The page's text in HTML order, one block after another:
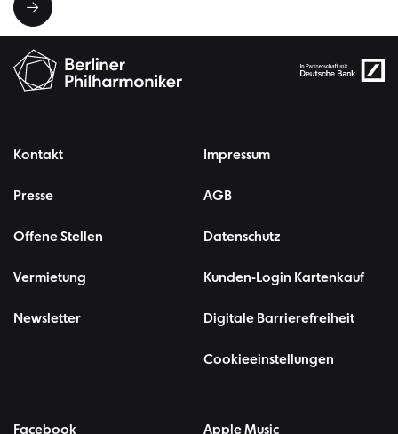
Kontakt
Presse
Offene Stellen
Vermietung
Newsletter
Impressum
AGB
Datenschutz
Kunden-Login Kartenkauf
Digitale Barrierefreiheit
Cookieeinstellungen
Facebook Apple Music